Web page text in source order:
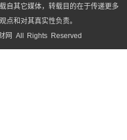
自其它媒体，转载目的在于传递更多
点和对其真实性负责。
网 All Rights Reserved